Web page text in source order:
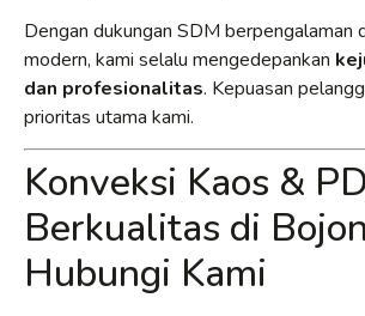
Dengan dukungan SDM berpengalaman
modern, kami selalu mengedepankan
dan profesionalitas. Kepuasan
prioritas utama kami.
Konveksi Kaos &
Berkualitas di
Hubungi Kami